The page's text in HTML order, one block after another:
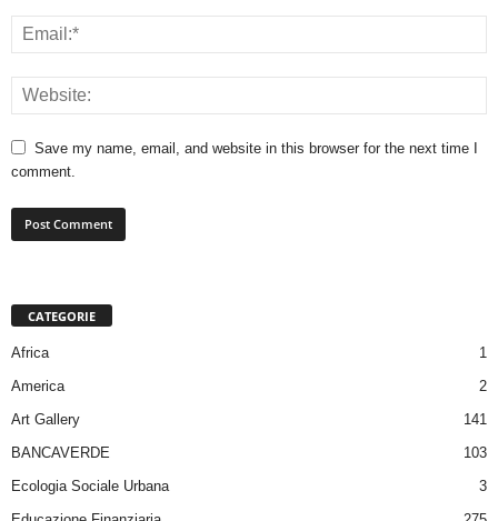
Save my name, email, and website in this browser for the next time I
comment.
CATEGORIE
Africa
1
America
2
Art Gallery
141
BANCAVERDE
103
Ecologia Sociale Urbana
3